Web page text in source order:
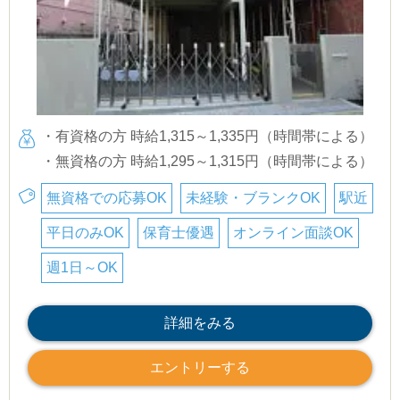
・有資格の方 時給1,315～1,335円（時間帯による）
・無資格の方 時給1,295～1,315円（時間帯による）
無資格での応募OK 未経験・ブランクOK 駅近
平日のみOK 保育士優遇 オンライン面談OK
週1日～OK
詳細をみる
エントリーする